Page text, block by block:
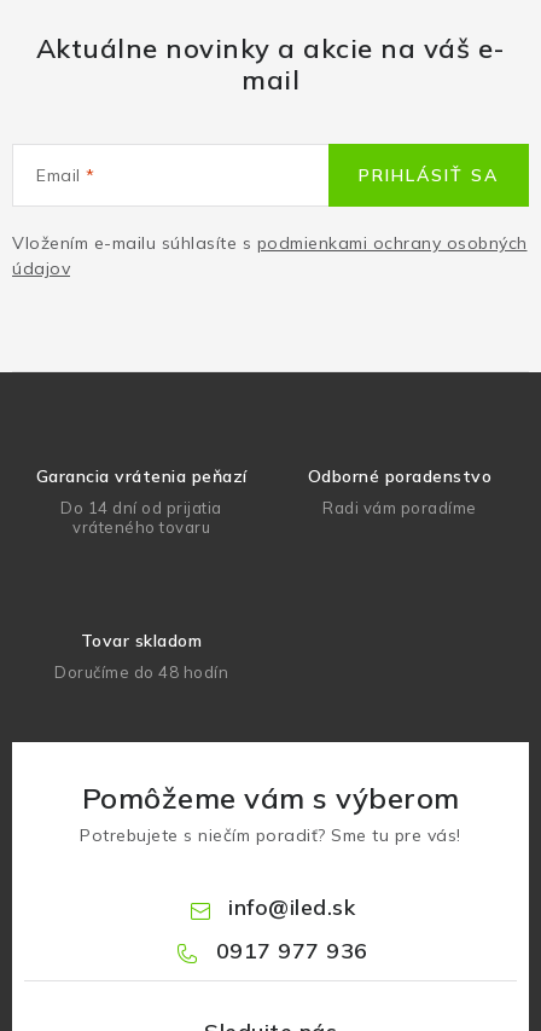
Aktuálne novinky a akcie na váš e-
mail
Email
Vložením e-mailu súhlasíte s podmienkami ochrany osobných
údajov
PRIHLÁSIŤ SA
Garancia vrátenia peňazí
Do 14 dní od prijatia
vráteného tovaru
Odborné poradenstvo
Radi vám poradíme
Tovar skladom
Doručíme do 48 hodín
Pomôžeme vám s výberom
Potrebujete s niečím poradiť? Sme tu pre vás!
info@iled.sk
0917 977 936